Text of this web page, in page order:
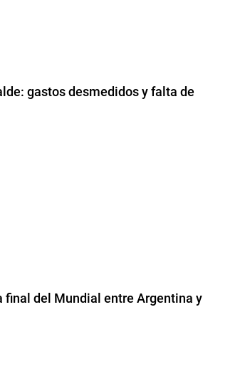
gastos desmedidos y falta de
final del Mundial entre Argentina y